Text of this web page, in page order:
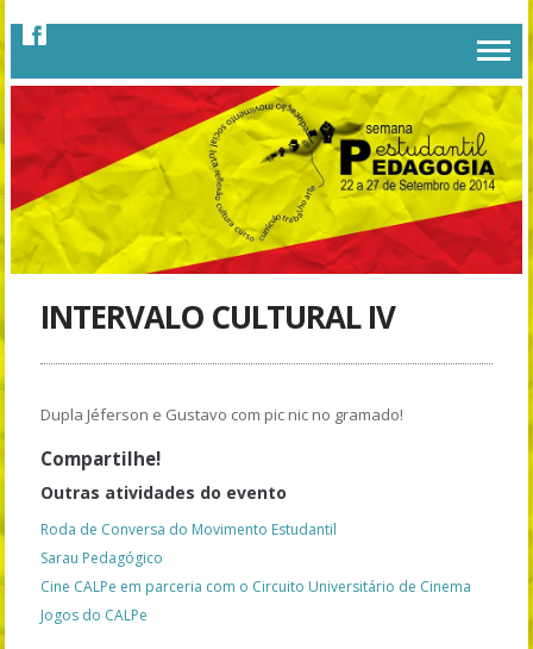
INTERVALO CULTURAL IV
Dupla Jéferson e Gustavo com pic nic no gramado!
Compartilhe!
Outras atividades do evento
Roda de Conversa do Movimento Estudantil
Sarau Pedagógico
Cine CALPe em parceria com o Circuito Universitário de Cinema
Jogos do CALPe